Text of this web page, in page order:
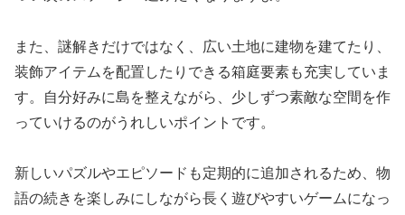
また、謎解きだけではなく、広い土地に建物を建てたり、
装飾アイテムを配置したりできる箱庭要素も充実していま
す。自分好みに島を整えながら、少しずつ素敵な空間を作
っていけるのがうれしいポイントです。
新しいパズルやエピソードも定期的に追加されるため、物
語の続きを楽しみにしながら長く遊びやすいゲームになっ